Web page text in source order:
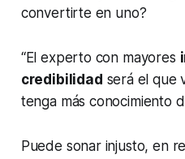
convertirte en uno?
“El experto con mayores
credibilidad será el que
tenga más conocimiento
Puede sonar injusto, en